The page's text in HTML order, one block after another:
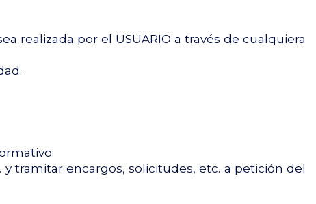
realizada por el USUARIO a través de cualquiera
tramitar encargos, solicitudes, etc. a petición del